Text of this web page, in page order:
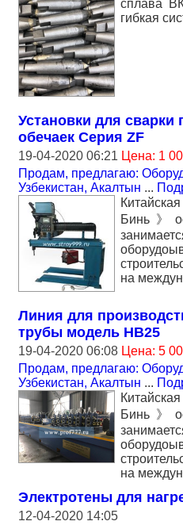
сплава
гибкая
Установки для
обечаек Серия ZF
19-04-2020 06:21 Цена: 1
Продам, предлагаю:
Узбекистан, Акалтын ...
Бинь》
на
Линия для
трубы модель HB25
19-04-2020 06:08 Цена: 5
Продам, предлагаю:
Узбекистан, Акалтын ...
Бинь》
на
Электротены для
12-04-2020 14:05